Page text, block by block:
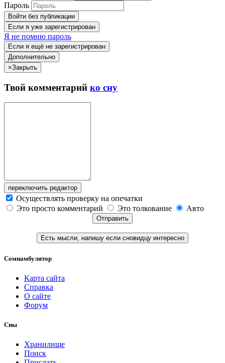
Пароль
Войти без публикации
Если я уже зарегистрирован
Я не помню пароль
Если я ещё не зарегистрирован
Дополнительно
×Закрыть
Твой комментарий ко сну
переключить редактор
Осуществлять проверку на опечатки
Это просто комментарий
Это толкование Авто
Отправить
Есть мысли, напишу если сновидцу интересно
Сомнамбулятор
Карта сайта
Справка
О сайте
Форум
Сны
Хранилище
Поиск